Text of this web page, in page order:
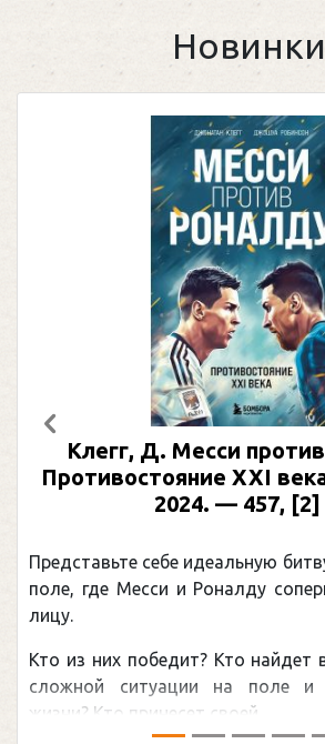
Новинки
Клегг, Д. Месси
Противостояние XXI
2024. — 457, [2]
Представьте себе идеальную
поле, где Месси и Роналду
лицу.
Кто из них победит? Кто найдет
сложной ситуации на поле и
жизни? Кто принесет своей ...
Предыдущий